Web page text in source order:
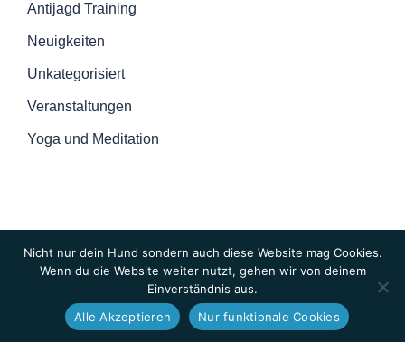
Antijagd Training
Neuigkeiten
Unkategorisiert
Veranstaltungen
Yoga und Meditation
© 2026 Hunde-Checkpoint
Nicht nur dein Hund sondern auch diese Website mag Cookies.
Wenn du die Website weiter nutzt, gehen wir von deinem
Einverständnis aus.
Alle Akzeptieren
Nur funktionale Cookies